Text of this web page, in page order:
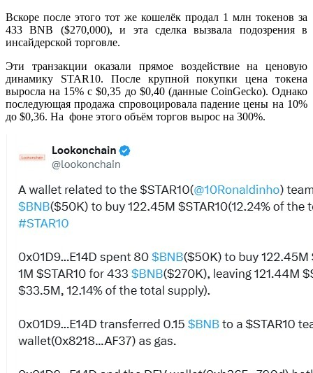
Вскоре после этого тот же кошелёк продал 1 млн токенов за
433 BNB ($270,000), и эта сделка вызвала подозрения в
инсайдерской торговле.
Эти транзакции оказали прямое воздействие на ценовую
динамику STAR10. После крупной покупки цена токена
выросла на 15% с $0,35 до $0,40 (данные CoinGecko). Однако
последующая продажа спровоцировала падение цены на 10%
до $0,36. На фоне этого объём торгов вырос на 300%.